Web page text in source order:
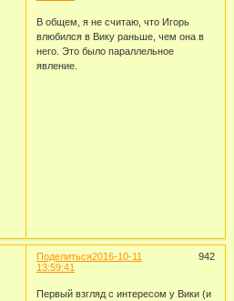
В общем, я не считаю, что Игорь
влюбился в Вику раньше, чем она в
него. Это было параллельное
явление.
Поделиться 942
2016-10-11
13:59:41
Первый взгляд с интересом у Вики (и